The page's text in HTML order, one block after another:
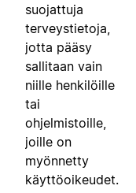
suojattuja
terveystietoja,
jotta pääsy
sallitaan vain
niille henkilöille
tai
ohjelmistoille,
joille on
myönnetty
käyttöoikeudet.